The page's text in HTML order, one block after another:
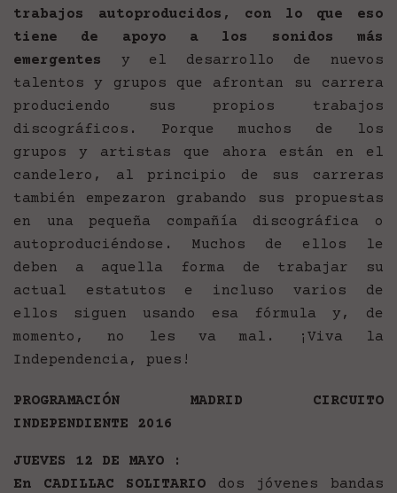
trabajos autoproducidos, con lo que eso
tiene de apoyo a los sonidos más
emergentes
y el desarrollo de nuevos
talentos y grupos que afrontan su carrera
produciendo sus propios trabajos
discográficos. Porque muchos de los
grupos y artistas que ahora están en el
candelero, al principio de sus carreras
también empezaron grabando sus propuestas
en una pequeña compañía discográfica o
autoproduciéndose. Muchos de ellos le
deben a aquella forma de trabajar su
actual estatutos e incluso varios de
ellos siguen usando esa fórmula y, de
momento, no les va mal. ¡Viva la
Independencia, pues!
PROGRAMACIÓN MADRID CIRCUITO
INDEPENDIENTE 2016
JUEVES 12 DE MAYO :
En CADILLAC SOLITARIO dos jóvenes bandas